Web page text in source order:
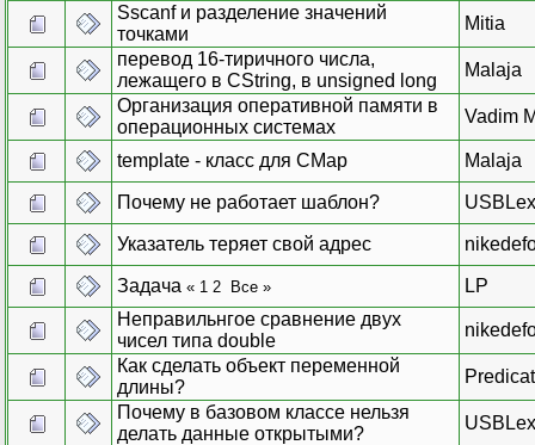
Sscanf и разделение значений
точками
Mitia
перевод 16-тиричного числа,
лежащего в CString, в unsigned long
Malaja
Организация оперативной памяти в
операционных системах
Vadim
template - класс для CMap Malaja
Почему не работает шаблон?
Указатель теряет свой адрес
Задача « 1 2 Все »
LP
Неправильнгое сравнение двух
чисел типа double
Как сделать объект переменной
длины?
Почему в базовом классе нельзя
делать данные открытыми?